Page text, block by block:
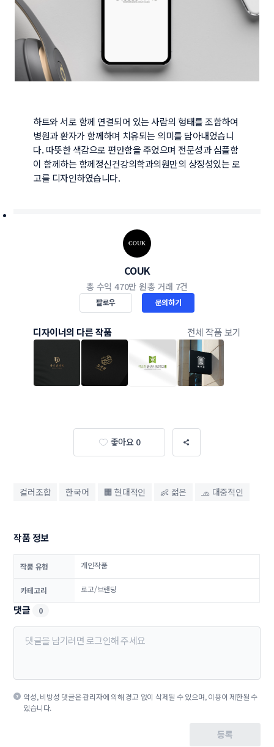
하트와 서로 함께 연결되어 있는 사람의 형태를 조합하여
병원과 환자가 함께하며 치유되는 의미를 담아내었습니
다. 따뜻한 색감으로 편안함을 주었으며 전문성과 심플함
이 함께하는 함께정신건강의학과의원만의 상징성있는 로
고를 디자인하였습니다.
COUK
총 수익 470만 원총 거래 7건
팔로우 문의하기
디자이너의 다른 작품 전체 작품 보기
좋아요 0
컬러조합 한국어 🏢 현대적인 👶 젊은 🧢 대중적인
작품 정보
작품 유형 개인작품
카테고리 로고/브랜딩
댓글 0
악성, 비방성 댓글은 관리자에 의해 경고 없이 삭제될 수 있으며, 이용이 제한될 수
있습니다.
등록